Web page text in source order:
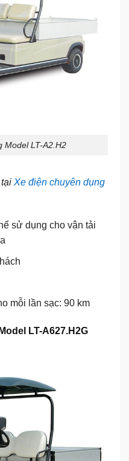
Model LT-A2.H2
Xe điện chuyên dụng
sử dụng cho vận tải
mỗi lần sạc: 90 km
LT-A627.H2G